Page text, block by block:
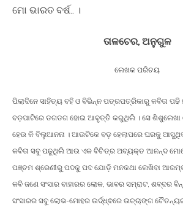
ମୋ ଭାରତ ବର୍ଷ.. ।
ତାଳଚେର, ଅନୁଗୁଳ
ଲେଖକ ପରିଚୟ
ପିଲାଦିନେ ସାହିତ୍ୟ ବହି ଓ ବିଭିନ୍ନ ପତ୍ରପତ୍ରିକାରୁ କବିତା
ବଡ଼ପାଟିରେ ଡଗଡଗ ହୋଇ ଆବୃତ୍ତି କରୁଥିଲି । ସେ ଶିଶୁଲେଖା
ହେଉ କି ବିଲୁଆନନା । ଆଉଟିକେ ବଡ଼ ହେଲାପରେ ଘରକୁ
କବିତା ସବୁ ପଢୁଥିଲି ଆଉ ଏକ ବିଚିତ୍ର ଅବ୍ୟକ୍ତ ଆନନ୍ଦ
ପଞ୍ଚମ ଶ୍ରେଣୀରୁ ପଦକୁ ପଦ ଯୋଡ଼ି ମନକଥା ଲେଖିବା
କବି ଜଣେ ସଂସାର ବାହାରର ଲୋକ, ଭାବର ସମ୍ରାଟ, ଶବ୍ଦର
ସଂସାରର ସବୁ ଲୋଭ-ମୋହର ଉର୍ଦ୍ଧ୍ଵରେ ଉଚ୍ଚାଙ୍ଗ